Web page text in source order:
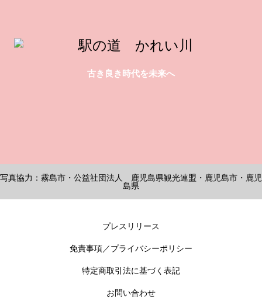
古き良き時代を未来へ
写真協力：霧島市・公益社団法人 鹿児島県観光連盟・鹿児島市・鹿児
島県
プレスリリース
免責事項／プライバシーポリシー
特定商取引法に基づく表記
お問い合わせ